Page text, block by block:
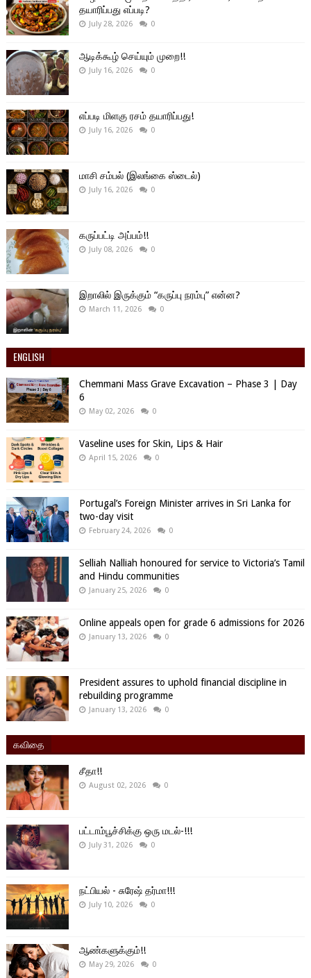
தயாரிப்பது எப்படி?
July 28, 2026 0
ஆடிக்கூழ் செய்யும் முறை!!
July 16, 2026 0
எப்படி மிளகு ரசம் தயாரிப்பது!
July 16, 2026 0
மாசி சம்பல் (இலங்கை ஸ்டைல்)
July 16, 2026 0
கருப்பட்டி அப்பம்!!
July 08, 2026 0
இறாலில் இருக்கும் “கருப்பு நரம்பு” என்ன?
March 11, 2026 0
ENGLISH
Chemmani Mass Grave Excavation – Phase 3 | Day
6
May 02, 2026 0
Vaseline uses for Skin, Lips & Hair
April 15, 2026 0
Portugal’s Foreign Minister arrives in Sri Lanka for
two-day visit
February 24, 2026 0
Selliah Nalliah honoured for service to Victoria’s Tamil
and Hindu communities
January 25, 2026 0
Online appeals open for grade 6 admissions for 2026
January 13, 2026 0
President assures to uphold financial discipline in
rebuilding programme
January 13, 2026 0
கவிதை
சீதா!!
August 02, 2026 0
பட்டாம்பூச்சிக்கு ஒரு மடல்-!!!
July 31, 2026 0
நட்பியல் - சுரேஷ் தர்மா!!!
July 10, 2026 0
ஆண்களுக்கும்!!
May 29, 2026 0